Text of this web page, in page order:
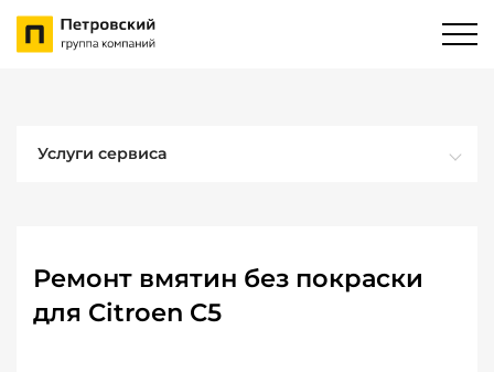
Услуги сервиса
Ремонт вмятин без покраски
для Citroen C5